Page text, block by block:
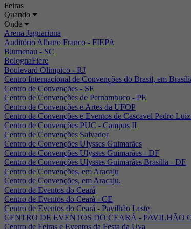
Feiras
Quando
Onde
Arena Jaguariuna
Auditório Albano Franco - FIEPA
Blumenau - SC
BolognaFiere
Boulevard Olimpico - RJ
Centro Internacional de Convenções do Brasil, em
Centro de Convenções - SE
Centro de Convenções de Pernambuco - PE
Centro de Convenções e Artes da UFOP
Centro de Convenções e Eventos de Cascavel Pedro
Centro de Convenções PUC - Campus II
Centro de Convenções Salvador
Centro de Convenções Ulysses Guimarães
Centro de Convenções Ulysses Guimarães - DF
Centro de Convenções Ulysses Guimarães Brasília - DF
Centro de Convenções, em Aracaju
Centro de Convenções, em Aracaju.
Centro de Eventos do Ceará
Centro de Eventos do Ceará - CE
Centro de Eventos do Ceará - Pavilhão Leste
CENTRO DE EVENTOS DO CEARÁ - PAVILHÃO
Centro de Feiras e Eventos da Festa da Uva